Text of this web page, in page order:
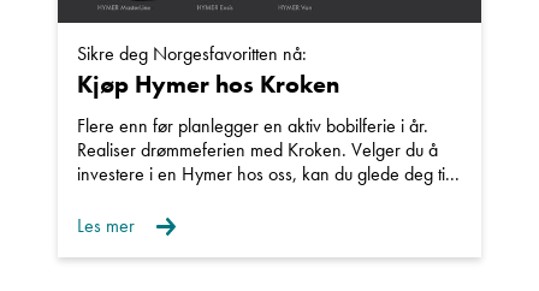
Sikre deg Norgesfavoritten nå:
Kjøp Hymer hos Kroken
Flere enn før planlegger en aktiv bobilferie i år.
Realiser drømmeferien med Kroken. Velger du å
investere i en Hymer hos oss, kan du glede deg ti...
Les mer